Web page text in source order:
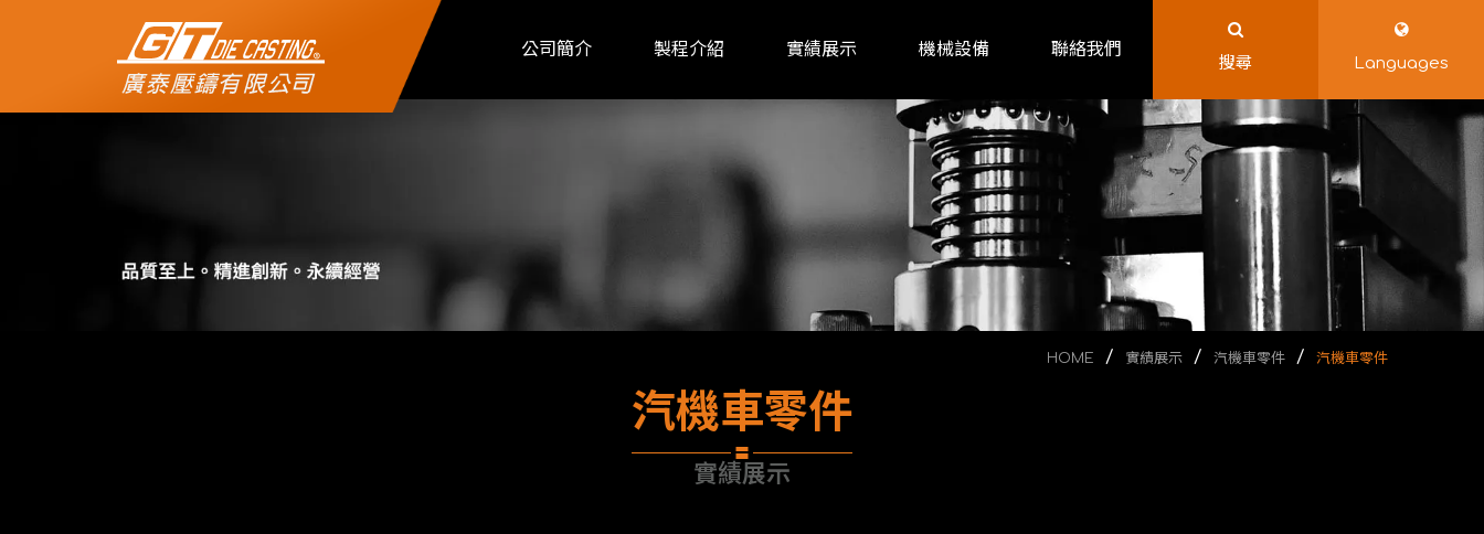
公司簡介 製程介紹 實績展示 機械設備 聯絡我們
搜尋 Languages
公司簡介
聯絡我們
HOME 實績展示 汽機車零件 汽機車零件
汽機車零件
實績展示